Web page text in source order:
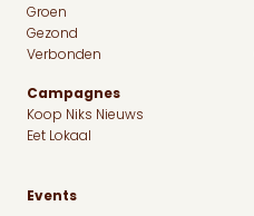
Groen
Gezond
Verbonden
Campagnes
Koop Niks Nieuws
Eet Lokaal
Events